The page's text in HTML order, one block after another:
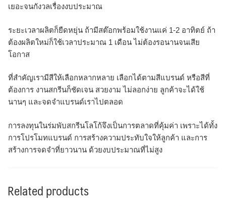
เยอะจนกังวลเรื่องงบประมาณ
ระยะเวลาผลิตก็ยืดหยุ่น ถ้ามีสต๊อกพร้อมใช้งานแค่ 1-2 อาทิตย์ ถ้า
ต้องผลิตใหม่ก็ใช้เวลาประมาณ 1 เดือน ไม่ต้องรอนานจนเสีย
โอกาส
ที่สำคัญเรามีสีให้เลือกหลากหลาย เลือกได้ตามสีแบรนด์ หรือสีที่
ต้องการ งานสกรีนก็ชัดเจน สวยงาม ไม่ลอกง่าย ลูกค้าจะได้ใช้
นานๆ และจดจำแบรนด์เราไปตลอด
การลงทุนในร่มพับสกรีนโลโก้จึงเป็นการตลาดที่คุ้มค่า เพราะได้ทั้ง
การโปรโมทแบรนด์ การสร้างความประทับใจให้ลูกค้า และการ
สร้างการจดจำที่ยาวนาน ด้วยงบประมาณที่ไม่สูง
Related products